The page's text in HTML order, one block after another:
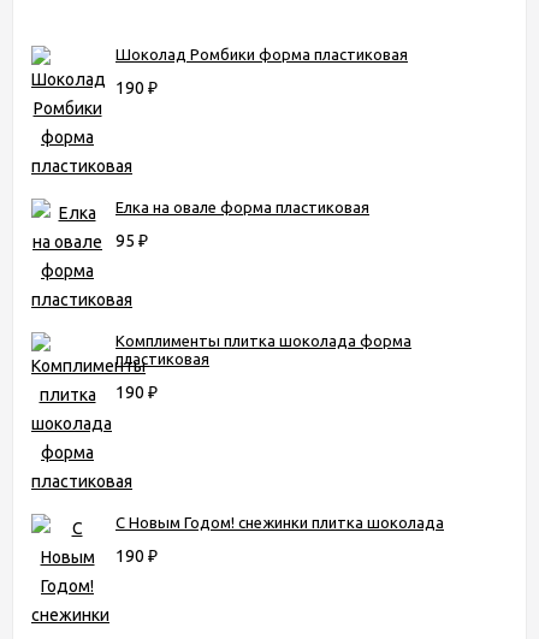
Шоколад Ромбики форма пластиковая
190 ₽
Елка на овале форма пластиковая
95 ₽
Комплименты плитка шоколада форма
пластиковая
190 ₽
С Новым Годом! снежинки плитка шоколада
190 ₽